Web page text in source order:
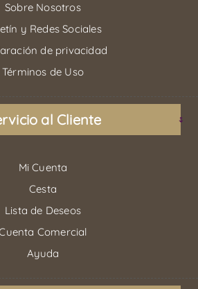
Sobre Nosotros
y Redes Sociales
de privacidad
Términos de Uso
al Cliente
Mi Cuenta
Cesta
Lista de Deseos
Comercial
Ayuda